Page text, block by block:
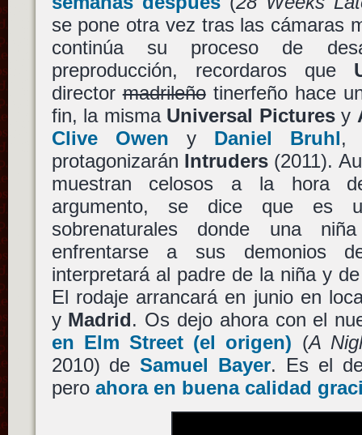
se pone otra vez tras las cámaras
continúa su proceso de
preproducción, recordaros que
directormadrileñotinerfeño hace
fin, la misma Universal Picturesy
Clive Owen y Daniel Bruhl,
protagonizarán Intruders(2011).
muestran celosos a la hora
argumento, se dice que es
sobrenaturales donde una
enfrentarse a sus demonios
interpretará al padre de la niña y
El rodaje arrancará en junio en
y Madrid. Os dejo ahora con el
en Elm Street (el origen) (A
2010) deSamuel Bayer. Es el
pero ahora en buena calidad